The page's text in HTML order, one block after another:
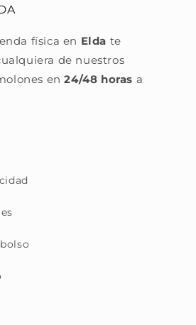
física en Elda te
de nuestros
en24/48 horas a